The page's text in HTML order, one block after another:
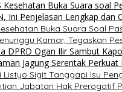
Buka Suara Soal
Kamar, Tegaskan
Listyo Sigit Tanggapi Isu
Jabatan Hak Prerogatif